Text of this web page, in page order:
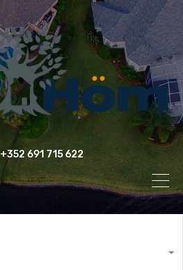
+352 691 715 622